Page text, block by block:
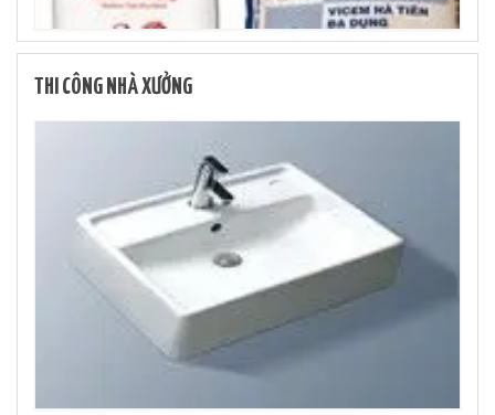
THI CÔNG NHÀ XƯỞNG